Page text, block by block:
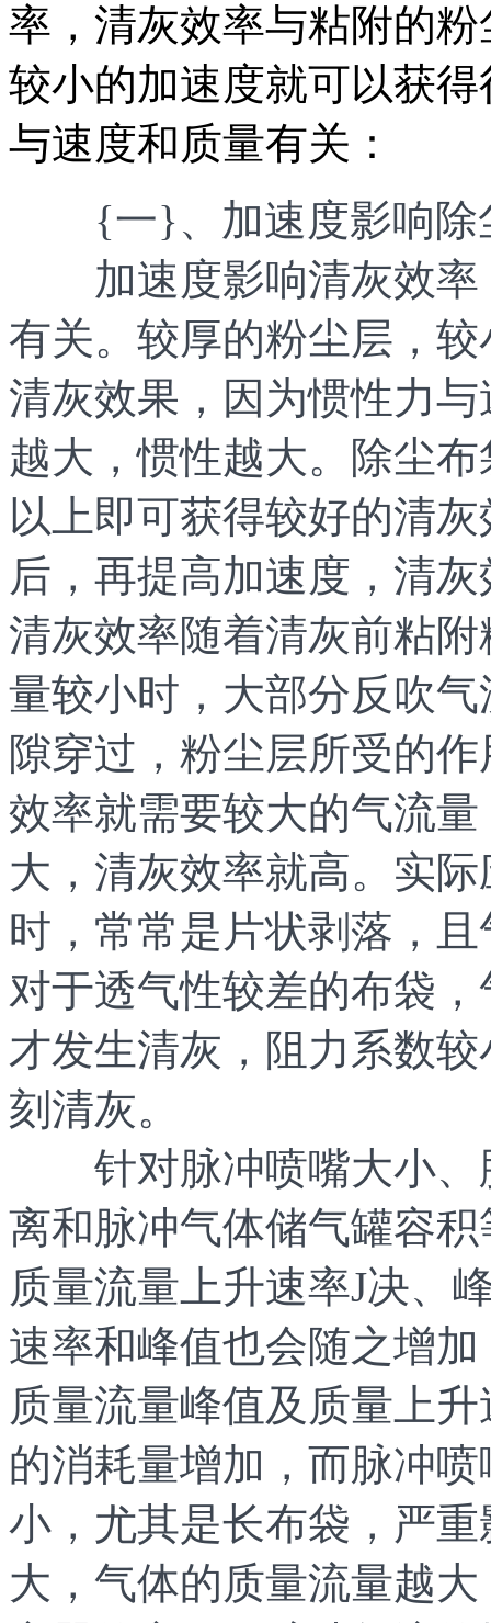
率，清灰效率与粘附的
较小的加速度就可以获
与速度和质量有关：
{一}、加速度影响除
加速度影响清灰效率
有关。较厚的粉尘层，
清灰效果，因为惯性力
越大，惯性越大。除尘
以上即可获得较好的清
后，再提高加速度，清
清灰效率随着清灰前粘
量较小时，大部分反吹
隙穿过，粉尘层所受的
效率就需要较大的气流
大，清灰效率就高。实
时，常常是片状剥落，
对于透气性较差的布袋，
才发生清灰，阻力系数
刻清灰。
针对脉冲喷嘴大小、
离和脉冲气体储气罐容
质量流量上升速率J决、
速率和峰值也会随之增
质量流量峰值及质量上
的消耗量增加，而脉冲
小，尤其是长布袋，严
大，气体的质量流量越